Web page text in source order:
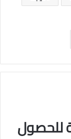
للحصول